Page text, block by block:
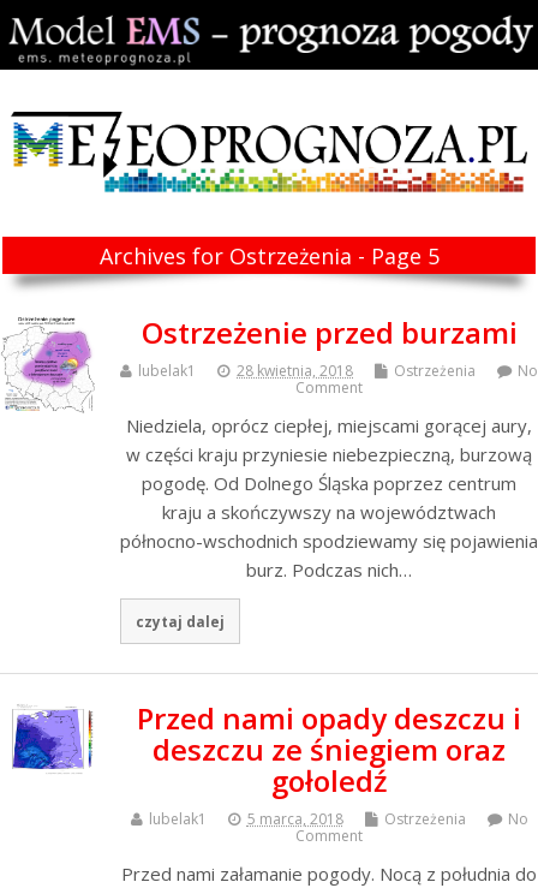
Archives for Ostrzeżenia - Page 5
Ostrzeżenie przed burzami
lubelak1 28 kwietnia, 2018 Ostrzeżenia
No
Comment
Niedziela, oprócz ciepłej, miejscami gorącej aury,
w części kraju przyniesie niebezpieczną, burzową
pogodę. Od Dolnego Śląska poprzez centrum
kraju a skończywszy na województwach
północno-wschodnich spodziewamy się pojawienia
burz. Podczas nich…
czytaj dalej
Przed nami opady deszczu i
deszczu ze śniegiem oraz
gołoledź
lubelak1 5 marca, 2018 Ostrzeżenia
No
Comment
Przed nami załamanie pogody. Nocą z południa do